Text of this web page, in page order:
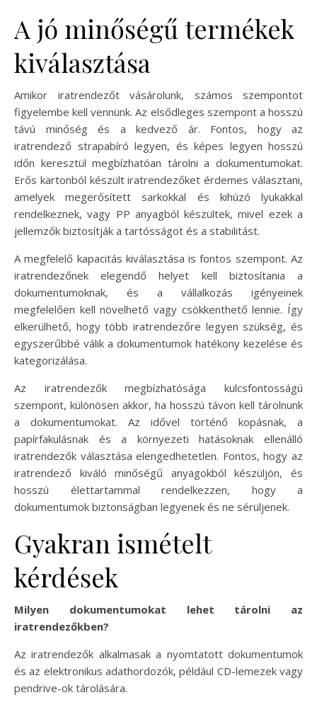
A jó minőségű termékek
kiválasztása
Amikor iratrendezőt vásárolunk, számos szempontot
figyelembe kell vennünk. Az elsődleges szempont a hosszú
távú minőség és a kedvező ár. Fontos, hogy az
iratrendező strapabíró legyen, és képes legyen hosszú
időn keresztül megbízhatóan tárolni a dokumentumokat.
Erős kartonból készült iratrendezőket érdemes választani,
amelyek megerősített sarkokkal és kihúzó lyukakkal
rendelkeznek, vagy PP anyagból készültek, mivel ezek a
jellemzők biztosítják a tartósságot és a stabilitást.
A megfelelő kapacitás kiválasztása is fontos szempont. Az
iratrendezőnek elegendő helyet kell biztosítania a
dokumentumoknak, és a vállalkozás igényeinek
megfelelően kell növelhető vagy csökkenthető lennie. Így
elkerülhető, hogy több iratrendezőre legyen szükség, és
egyszerűbbé válik a dokumentumok hatékony kezelése és
kategorizálása.
Az iratrendezők megbízhatósága kulcsfontosságú
szempont, különösen akkor, ha hosszú távon kell tárolnunk
a dokumentumokat. Az idővel történő kopásnak, a
papírfakulásnak és a környezeti hatásoknak ellenálló
iratrendezők választása elengedhetetlen. Fontos, hogy az
iratrendező kiváló minőségű anyagokból készüljön, és
hosszú élettartammal rendelkezzen, hogy a
dokumentumok biztonságban legyenek és ne sérüljenek.
Gyakran ismételt
kérdések
Milyen dokumentumokat lehet tárolni az
iratrendezőkben?
Az iratrendezők alkalmasak a nyomtatott dokumentumok
és az elektronikus adathordozók, például CD-lemezek vagy
pendrive-ok tárolására.